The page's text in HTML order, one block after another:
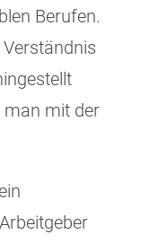
Berufen.
man mit der